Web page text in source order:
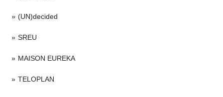
(UN)decided
SREU
MAISON EUREKA
TELOPLAN